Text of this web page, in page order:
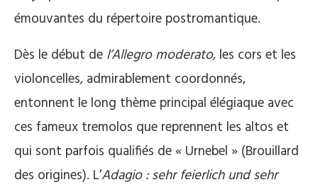
émouvantes du répertoire postromantique.
Dès le début de l’Allegro moderato, les cors et les
violoncelles, admirablement coordonnés,
entonnent le long thème principal élégiaque avec
ces fameux tremolos que reprennent les altos et
qui sont parfois qualifiés de « Urnebel » (Brouillard
des origines). L’Adagio : sehr feierlich und sehr